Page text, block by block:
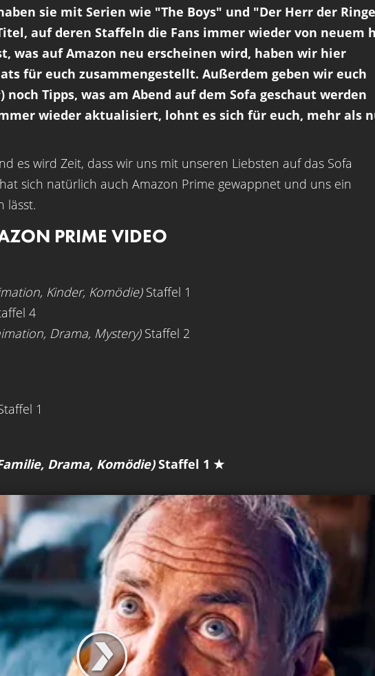
sie mit Serien wie "The Boys" und "Der Herr der
auf deren Staffeln die Fans immer wieder von neuem
was auf Amazon neu erscheinen wird, haben wir hier
für euch zusammengestellt. Außerdem geben wir euch
Tipps, was am Abend auf dem Sofa geschaut werden
wieder aktualisiert, lohnt es sich für euch, mehr als
es wird Zeit, dass wir uns mit unseren Liebsten auf das Sofa
sich natürlich auch Amazon Prime gewappnet und uns ein
lässt.
PRIME VIDEO
Kinder, Komödie)Staffel 1
4
Drama, Mystery)Staffel 2
1
Drama, Komödie) Staffel 1 ★